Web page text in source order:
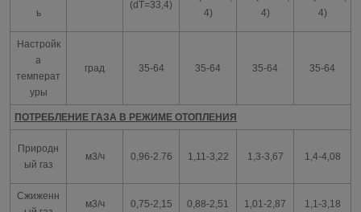
ь
(dT=33,4)
4)
4)
4)
Настройк
а
температ
уры
град 35-64 35-64 35-64 35-64
ПОТРЕБЛЕНИЕ ГАЗА В РЕЖИМЕ ОТОПЛЕНИЯ
Природн
ый газ
м3/ч 0,96-2.76 1,11-3,22 1,3-3,67 1,4-4,08
Сжиженн
м3/ч 0,75-2,15 0,88-2,51 1,01-2,87 1,1-3,18